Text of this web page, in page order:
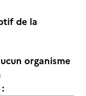
de la
organisme